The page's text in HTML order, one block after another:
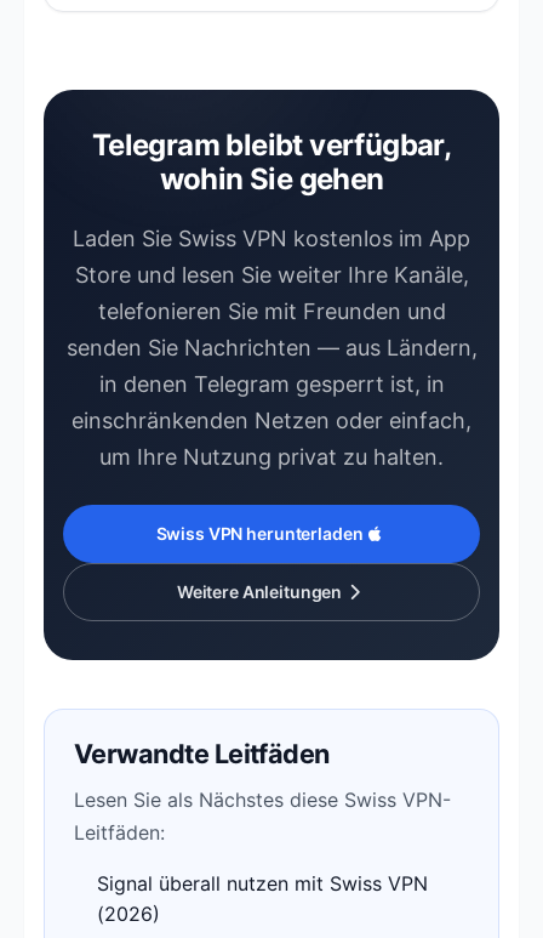
Telegram erreicht.
Telegram bleibt verfügbar,
wohin Sie gehen
Laden Sie Swiss VPN kostenlos im App
Store und lesen Sie weiter Ihre Kanäle,
telefonieren Sie mit Freunden und
senden Sie Nachrichten — aus Ländern,
in denen Telegram gesperrt ist, in
einschränkenden Netzen oder einfach,
um Ihre Nutzung privat zu halten.
Swiss VPN herunterladen
Weitere Anleitungen
Verwandte Leitfäden
Lesen Sie als Nächstes diese Swiss VPN-
Leitfäden:
Signal überall nutzen mit Swiss VPN
(2026)